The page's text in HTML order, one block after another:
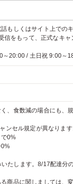
もしくはサイト上での
信をもって、正式なキャ
～20:00 / 土日祝 9:00～
、食数減の場合にも、
セル規定が異なります
0%
たします。8/17配達分
商品に関しましては、